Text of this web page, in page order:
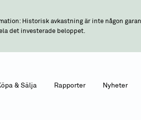
Historisk avkastning är inte någon
det investerade beloppet.
& Sälja Rapporter Nyheter